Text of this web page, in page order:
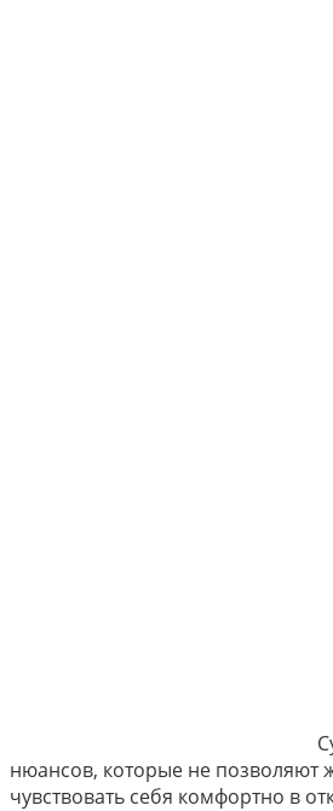
нюансов, которые не
чувствовать себя комфортно в